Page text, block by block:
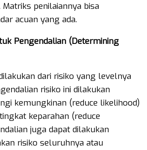
penilaiannya bisa
acuan yang ada.
Pengendalian (Determining
dari risiko yang levelnya
risiko ini dilakukan
kemungkinan (reduce likelihood)
keparahan (reduce
juga dapat dilakukan
risiko seluruhnya atau